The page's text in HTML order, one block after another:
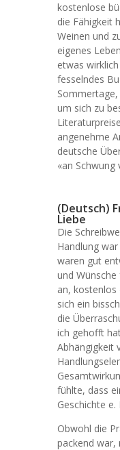
kostenlose
die Fähigkeit
Weinen und
eigenes
etwas
fesselndes
um sich zu
angenehme
deutsche
«an Schwung
(Deutsch)
Liebe
Die
Handlung
waren gut
und
an, kostenlos
sich ein
die
ich gehofft
Abhängigkeit
fühlte, dass
Geschichte
Obwohl die
packend war,